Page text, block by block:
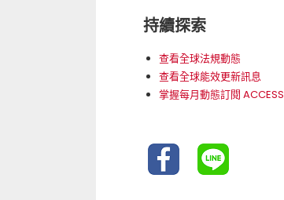
持續探索
查看全球法規動態
查看全球能效更新訊息
掌握每月動態訂閱 ACCESS